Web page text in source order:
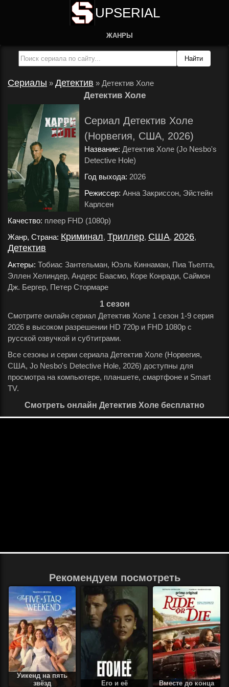
UPSERIAL
ЖАНРЫ
Сериалы » Детектив » Детектив Холе
Детектив Холе
Сериал Детектив Холе
(Норвегия, США, 2026)
Название: Детектив Холе (Jo Nesbo's
Detective Hole)
Год выхода: 2026
Режиссер: Анна Закриссон, Эйстейн
Карлсен
Качество: плеер FHD (1080p)
Жанр, Страна: Криминал, Триллер, США, 2026,
Детектив
Актеры: Тобиас Зантельман, Юэль Киннаман, Пиа Тьелта,
Эллен Хелиндер, Андерс Баасмо, Коре Конради, Саймон
Дж. Бергер, Петер Стормаре
1 сезон
Смотрите онлайн сериал Детектив Холе 1 сезон 1-9 серия
2026 в высоком разрешении HD 720p и FHD 1080p с
русской озвучкой и субтитрами.
Все сезоны и серии сериала Детектив Холе (Норвегия,
США, Jo Nesbo's Detective Hole, 2026) доступны для
просмотра на компьютере, планшете, смартфоне и Smart
TV.
Смотреть онлайн Детектив Холе бесплатно
Рекомендуем посмотреть
Уикенд на пять
звёзд
Его и её Вместе до конца